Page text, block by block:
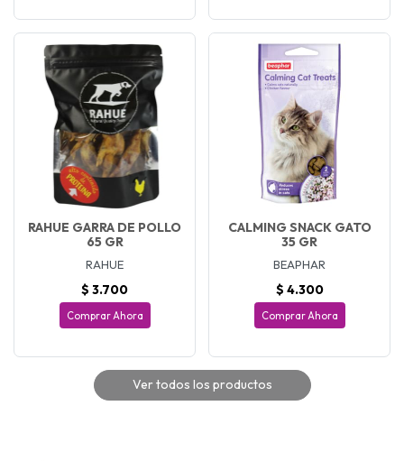
RAHUE GARRA DE POLLO
65 GR
RAHUE
$ 3.700
Comprar Ahora
CALMING SNACK GATO
35 GR
BEAPHAR
$ 4.300
Comprar Ahora
Ver todos los productos